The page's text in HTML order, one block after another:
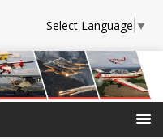
Select Language ▼